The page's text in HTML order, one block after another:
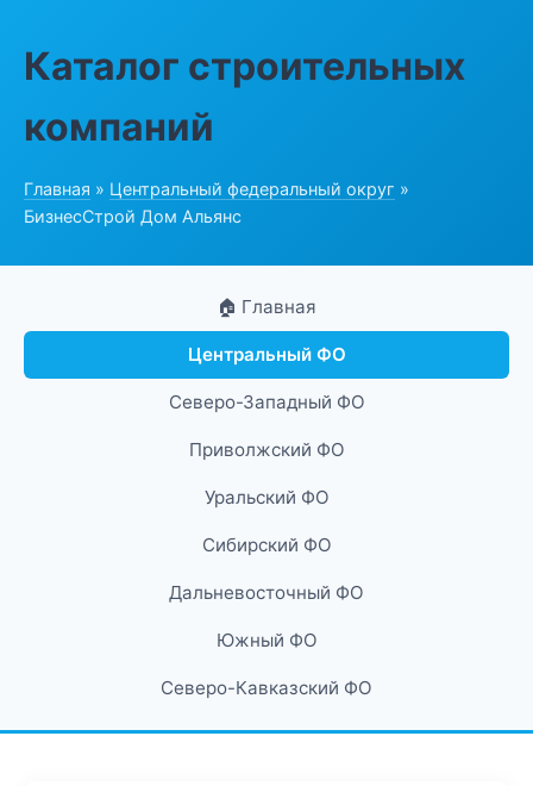
Каталог строительных
компаний
Главная » Центральный федеральный округ »
БизнесСтрой Дом Альянс
🏠 Главная
Центральный ФО
Северо-Западный ФО
Приволжский ФО
Уральский ФО
Сибирский ФО
Дальневосточный ФО
Южный ФО
Северо-Кавказский ФО